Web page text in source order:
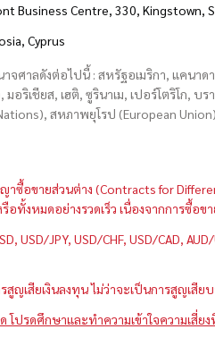
Business Centre, 330, Kingstown,
Cyprus
ศาลดังต่อไปนี้ : สหรัฐอเมริกา, แคน
อริเชียส, เฮติ, ซูรินาเม, เปอร์โตริโก
สหภาพยุโรป (European
ซื้อขายส่วนต่าง (Contracts for
ทั้งหมดอย่างรวดเร็ว เนื่องจากการซื้
USD/JPY, USD/CHF, USD/CAD,
เสียเงินลงทุน ไม่ว่าจะเป็นการสูญเสี
ปรดศึกษาและทำความเข้าใจความเสี่ย